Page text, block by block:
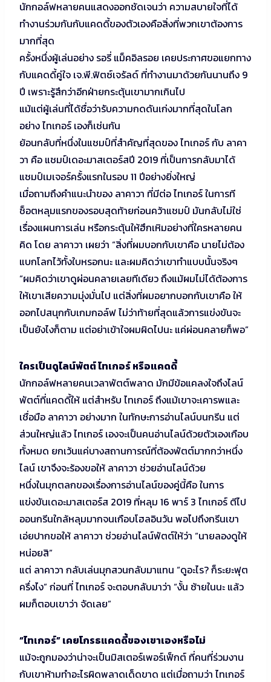
นักกอล์ฟหลายคนแสดงออกชัดเจนว่า ความสบายใจที่ได้
ทำงานร่วมกันกับแคดดี้ของตัวเองคือสิ่งที่พวกเขาต้องการ
มากที่สุด
ครั้งหนึ่งผู้เล่นอย่าง รอรี่ แม็คอิลรอย เคยประกาศขอแยกทาง
กับแคดดี้คู่ใจ เจ.พี.ฟิตซ์เจรัลด์ ที่ทำงานมาด้วยกันนานถึง 9
ปี เพราะรู้สึกว่าอีกฝ่ายกระตุ้นเขามากเกินไป
แม้แต่ผู้เล่นที่ได้ชื่อว่ารับความกดดันเก่งมากที่สุดในโลก
อย่าง ไทเกอร์ เองก็เช่นกัน
ย้อนกลับที่หนึ่งในแชมป์ที่สำคัญที่สุดของ ไทเกอร์ กับ ลาคา
วา คือ แชมป์เดอะมาสเตอร์สปี 2019 ที่เป็นการกลับมาได้
แชมป์เมเจอร์ครั้งแรกในรอบ 11 ปีอย่างยิ่งใหญ่
เมื่อถามถึงคำแนะนำของ ลาคาวา ที่มีต่อ ไทเกอร์ ในการที
ช็อตหลุมแรกของรอบสุดท้ายก่อนคว้าแชมป์ มันกลับไม่ใช่
เรื่องแผนการเล่น หรือกระตุ้นให้ฮึกเหิมอย่างที่ใครหลายคน
คิด โดย ลาคาวา เผยว่า “สิ่งที่ผมบอกกับเขาคือ นายไม่ต้อง
แบกโลกไว้ทั้งใบหรอกนะ และผมคิดว่าเขาทำแบบนั้นจริงๆ
“ผมคิดว่าเขาดูผ่อนคลายเลยทีเดียว ถึงแม้ผมไม่ได้ต้องการ
ให้เขาเสียความมุ่งมั่นไป แต่สิ่งที่ผมอยากบอกกับเขาคือ ให้
ออกไปสนุกกับเกมกอล์ฟ ไม่ว่าท้ายที่สุดแล้วการแข่งขันจะ
เป็นยังไงก็ตาม แต่อย่าเข้าใจผมผิดไปนะ แค่ผ่อนคลายก็พอ”
ใครเป็นดูไลน์พัตต์ ไทเกอร์ หรือแคดดี้
นักกอล์ฟหลายคนเวลาพัตต์พลาด มักมีข้อแคลงใจถึงไลน์
พัตต์ที่แคดดี้ให้ แต่สำหรับ ไทเกอร์ ถึงแม้เขาจะเคารพและ
เชื่อมือ ลาคาวา อย่างมาก ในทักษะการอ่านไลน์บนกรีน แต่
ส่วนใหญ่แล้ว ไทเกอร์ เองจะเป็นคนอ่านไลน์ด้วยตัวเองเกือบ
ทั้งหมด ยกเว้นแค่บางสถานการณ์ที่ต้องพัตต์มากกว่าหนึ่ง
ไลน์ เขาจึงจะร้องขอให้ ลาคาวา ช่วยอ่านไลน์ด้วย
หนึ่งในมุกตลกของเรื่องการอ่านไลน์ของคู่นี้คือ ในการ
แข่งขันเดอะมาสเตอร์ส 2019 ที่หลุม 16 พาร์ 3 ไทเกอร์ ตีไป
ออนกรีนใกล้หลุมมากจนเกือบโฮลอินวัน พอไปถึงกรีนเขา
เอ่ยปากขอให้ ลาคาวา ช่วยอ่านไลน์พัตต์ให้ว่า “นายลองดูให้
หน่อยสิ”
แต่ ลาคาวา กลับเล่นมุกสวนกลับมาแทน “ดูอะไร? ก็ระยะฟุต
ครึ่งไง” ก่อนที่ ไทเกอร์ จะตอบกลับมาว่า “งั้น ซ้ายในนะ แล้ว
ผมก็ตอบเขาว่า จัดเลย”
“ไทเกอร์” เคยโกรธแคดดี้ของเขาเองหรือไม่
แม้จะถูกมองว่าน่าจะเป็นมิสเตอร์เพอร์เฟ็กต์ ที่คนที่ร่วมงาน
กับเขาห้ามทำอะไรผิดพลาดเด็ดขาด แต่เมื่อถามว่า ไทเกอร์